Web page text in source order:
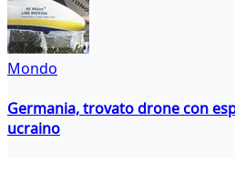
Mondo
Germania, trovato drone con
ucraino